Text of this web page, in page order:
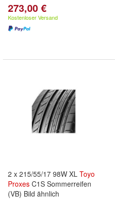
273,00 €
Kostenloser Versand
2 x 215/55/17 98W XL Toyo
Proxes C1S Sommerreifen
(VB) Bild ähnlich